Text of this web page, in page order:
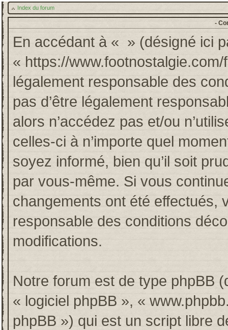
Index du forum
-
En accédant à « » (désigné ici
« https://
légalement responsable des
pas d’être légalement
alors n’accédez pas et/ou
celles-ci à n’importe quel
soyez informé, bien qu’il soit
par vous-même. Si vous
changements ont été effectués,
responsable des conditions
modifications.
Notre forum est de type phpBB
« logiciel phpBB », «
phpBB ») qui est un script libre